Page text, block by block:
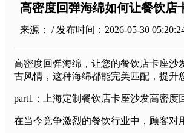
高密度回弹海绵如何让餐饮店
来源： / 发布时间：2026-05-30
高密度回弹海绵，让您的餐饮店卡座沙
古风情，这种海绵都能完美匹配，提升
part1：上海定制餐饮店卡座沙发高密度
在当今竞争激烈的餐饮行业中，顾客对